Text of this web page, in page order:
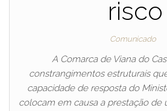
risco
Comunicado
A Comarca de Viana do
constrangimentos estruturais
capacidade de resposta do
colocam em causa a prestação de